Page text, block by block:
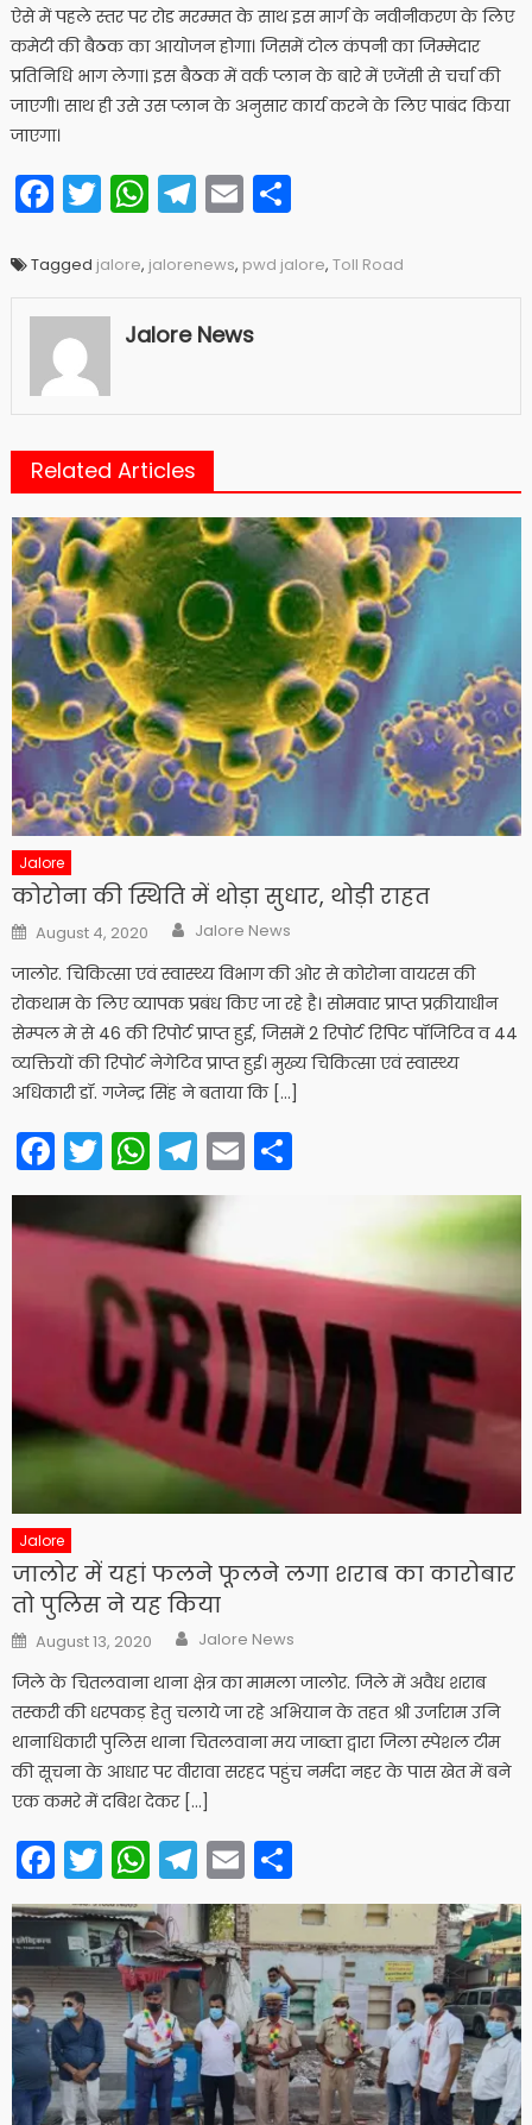
ऐसे में पहले स्तर पर रोड मरम्मत के साथ इस मार्ग के नवीनीकरण के लिए
कमेटी की बैठक का आयोजन होगा। जिसमें टोल कंपनी का जिम्मेदार
प्रतिनिधि भाग लेगा। इस बैठक में वर्क प्लान के बारे में एजेंसी से चर्चा की
जाएगी। साथ ही उसे उस प्लान के अनुसार कार्य करने के लिए पाबंद किया
जाएगा।
Facebook
Twitter
WhatsApp
Telegram
EmailShare
Tagged jalore, jalorenews, pwd jalore, Toll Road
Jalore News
Related Articles
Jalore
कोरोना की स्थिति में थोड़ा सुधार, थोड़ी राहत
Posted
on
August 4, 2020 Author
Jalore News
जालोर. चिकित्सा एवं स्वास्थ्य विभाग की ओर से कोरोना वायरस की
रोकथाम के लिए व्यापक प्रबंध किए जा रहे है। सोमवार प्राप्त प्रक्रीयाधीन
सेम्पल मे से 46 की रिपोर्ट प्राप्त हुई, जिसमें 2 रिपोर्ट रिपिट पॉजिटिव व 44
व्यक्तियों की रिपोर्ट नेगेटिव प्राप्त हुई। मुख्य चिकित्सा एवं स्वास्थ्य
अधिकारी डॉ. गजेन्द्र सिंह ने बताया कि […]
Facebook
Twitter
WhatsApp
Telegram
Email
Jalore
जालोर में यहां फलने फूलने लगा शराब का कारोबार
तो पुलिस ने यह किया
Posted
on
August 13, 2020 Author
Jalore News
जिले के चितलवाना थाना क्षेत्र का मामला जालोर. जिले में अवैध शराब
तस्करी की धरपकड़ हेतु चलाये जा रहे अभियान के तहत श्री उर्जाराम उनि
थानाधिकारी पुलिस थाना चितलवाना मय जाब्ता द्वारा जिला स्पेशल टीम
की सूचना के आधार पर वीरावा सरहद पहुंच नर्मदा नहर के पास खेत में बने
एक कमरे में दबिश देकर […]
Facebook
Twitter
WhatsApp
Telegram
Email